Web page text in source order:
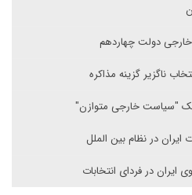
دولت چهاردهم
ناگزیر گزینه مذاکره
"سیاست خارجی متوازن"
ایران در نظام بین الملل
در فردای انتخابات